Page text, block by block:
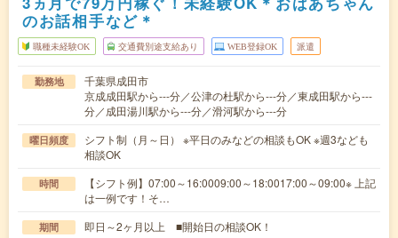
のお話相手など＊
職種未経験OK 交通費別途支給あり WEB登録OK 派遣
勤務地
千葉県成田市
京成成田駅から---分／公津の杜駅から---分／東成田駅から---
分／成田湯川駅から---分／滑河駅から---分
曜日頻度
シフト制（月～日） ※平日のみなどの相談もOK ※週3なども
相談OK
時間
【シフト例】07:00～16:0009:00～18:0017:00～09:00※ 上記
は一例です！そ…
期間 即日～2ヶ月以上 ■開始日の相談OK！